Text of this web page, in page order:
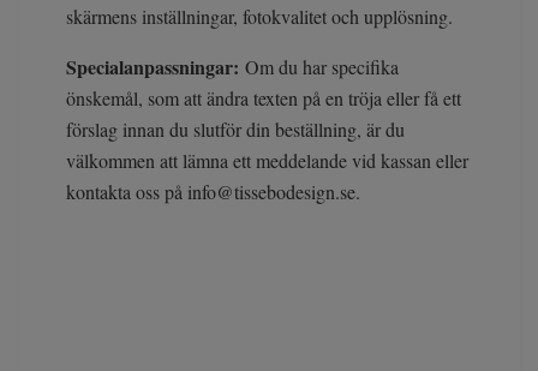
skärmens inställningar, fotokvalitet och upplösning.
Specialanpassningar: Om du har specifika
önskemål, som att ändra texten på en tröja eller få ett
förslag innan du slutför din beställning, är du
välkommen att lämna ett meddelande vid kassan eller
kontakta oss på info@tissebodesign.se.